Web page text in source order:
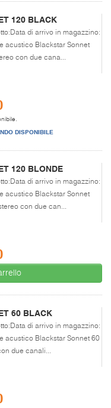
120 BLACK
di arrivo in magazzino:
acustico Blackstar Sonnet
con due cana...
DISPONIBILE
120 BLONDE
di arrivo in magazzino:
acustico Blackstar Sonnet
con due can...
60 BLACK
di arrivo in magazzino:
acustico Blackstar Sonnet 60
due canali...